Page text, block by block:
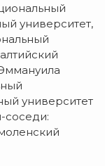
университет,
университет
соседи: